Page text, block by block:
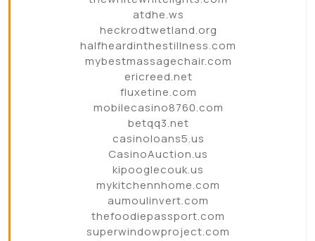
atdhe.ws
heckrodtwetland.org
halfheardinthestillness.com
mybestmassagechair.com
ericreed.net
fluxetine.com
mobilecasino8760.com
betqq3.net
casinoloans5.us
CasinoAuction.us
kipooglecouk.us
mykitchennhome.com
aumoulinvert.com
thefoodiepassport.com
superwindowproject.com